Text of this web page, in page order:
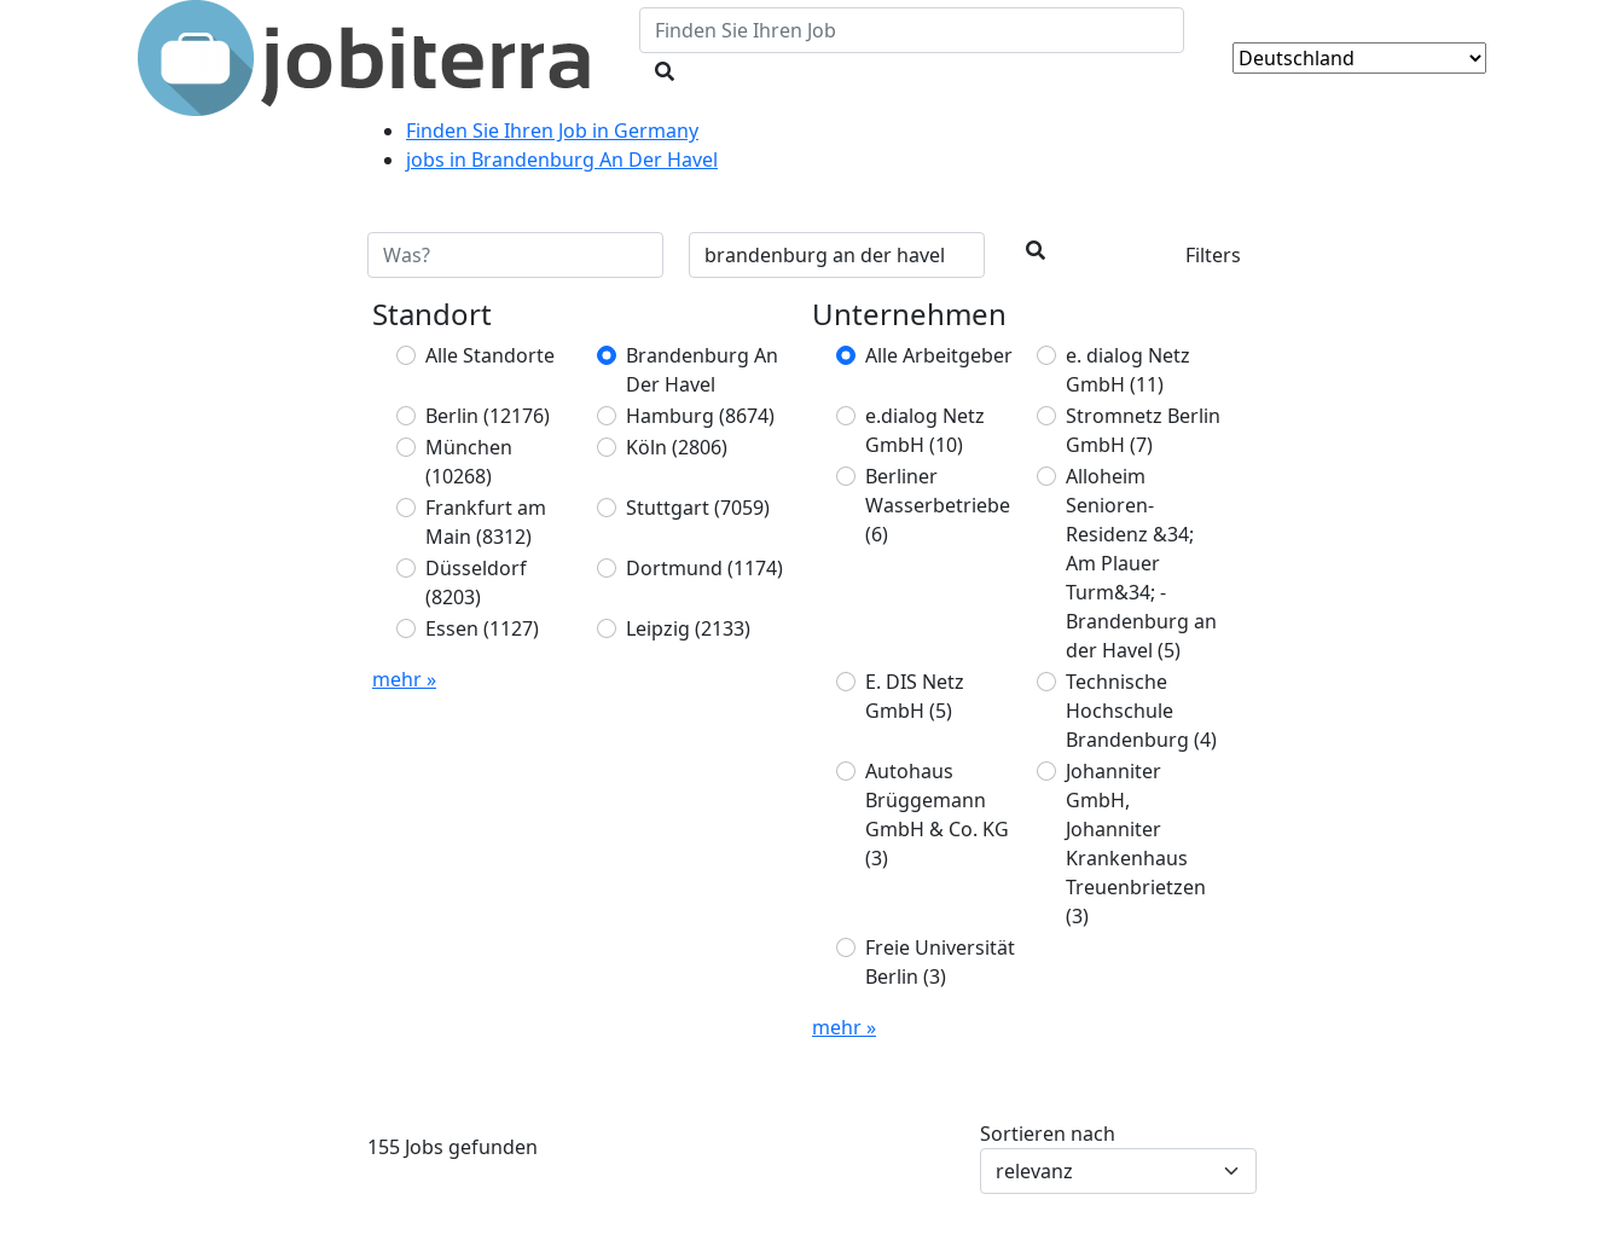
Finden Sie Ihren Job in Germany
jobs in Brandenburg An Der Havel
Filters
Standort
Alle Standorte
Brandenburg An
Der Havel
Berlin (12176) Hamburg (8674)
München
(10268)
Köln (2806)
Frankfurt am
Main (8312)
Stuttgart(7059)
Düsseldorf
(8203)
Dortmund (1174)
Essen (1127) Leipzig (2133)
mehr »
Unternehmen
Alle Arbeitgeber
e. dialog Netz
GmbH (11)
e.dialog Netz
GmbH (10)
Stromnetz Berlin
GmbH (7)
Berliner
Wasserbetriebe
(6)
Alloheim
Senioren-
Residenz &34;
Am Plauer
Turm&34; -
Brandenburg an
der Havel (5)
E. DIS Netz
GmbH (5)
Technische
Hochschule
Brandenburg (4)
Autohaus
Brüggemann
GmbH & Co. KG
(3)
Johanniter
GmbH,
Johanniter
Krankenhaus
Treuenbrietzen
(3)
Freie Universität
Berlin (3)
mehr »
155 Jobs gefunden Sortieren nach